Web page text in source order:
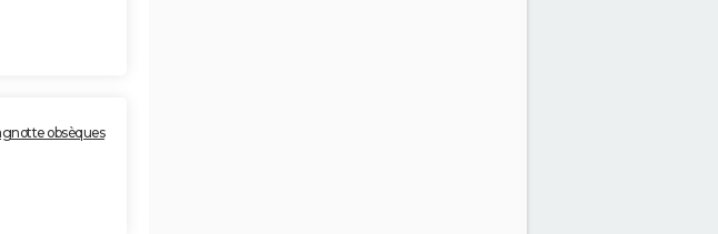
obsèques